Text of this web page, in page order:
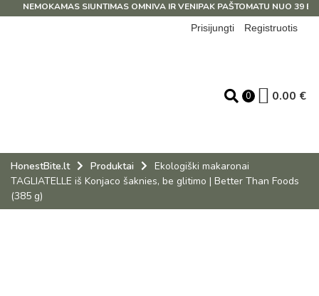
NEMOKAMAS SIUNTIMAS OMNIVA IR VENIPAK PAŠTOMATU NUO 39 EUR!
Prisijungti
Registruotis
0 0.00 €
HonestBite.lt Produktai
Ekologiški makaronai
TAGLIATELLE iš Konjaco šaknies, be glitimo | Better Than Foods
(385 g)